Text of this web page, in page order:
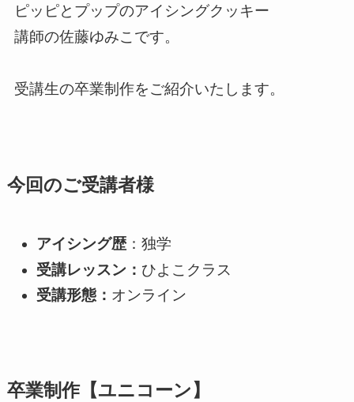
ピッピとプップのアイシングクッキー
講師の佐藤ゆみこです。
受講生の卒業制作をご紹介いたします。
今回のご受講者様
アイシング歴：独学
受講レッスン： ひよこクラス
受講形態： オンライン
卒業制作【ユニコーン】